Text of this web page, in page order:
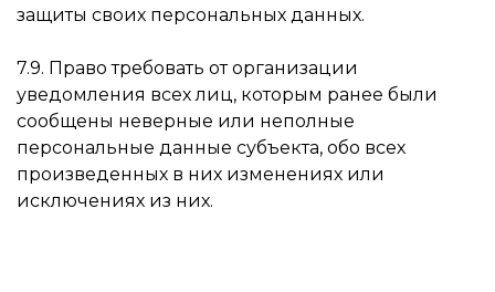
защиты своих персональных данных.
7.9. Право требовать от организации
уведомления всех лиц, которым ранее были
сообщены неверные или неполные
персональные данные субъекта, обо всех
произведенных в них изменениях или
исключениях из них.